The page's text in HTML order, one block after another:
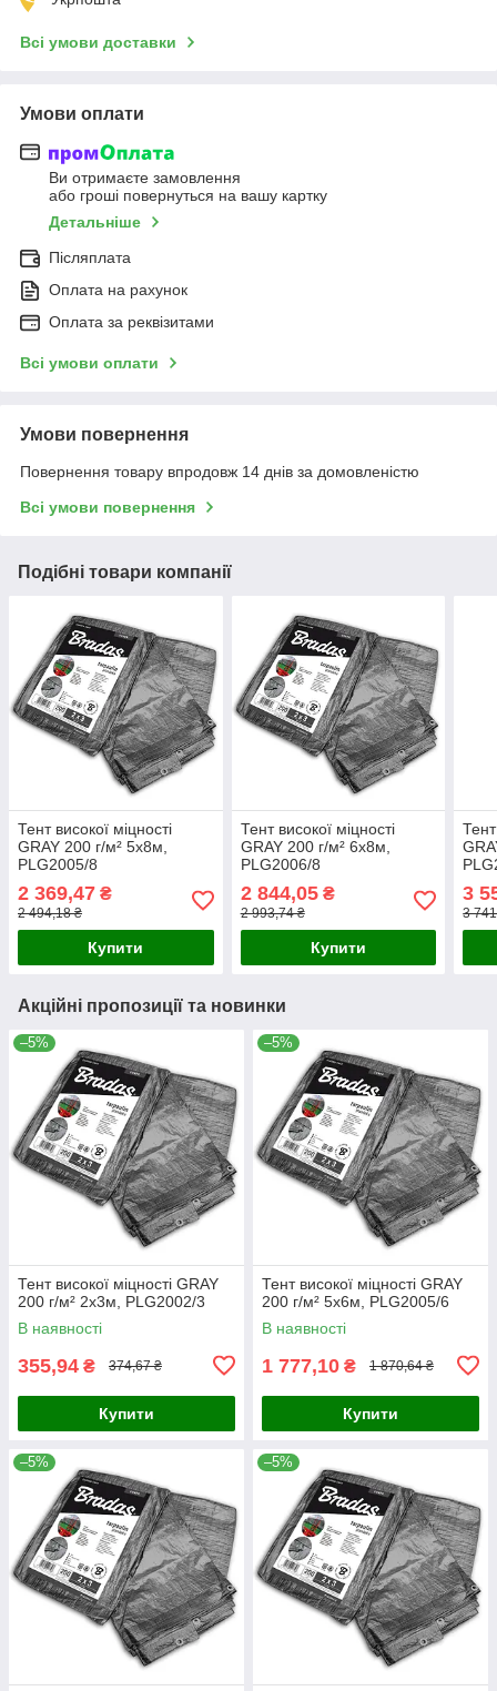
Всі умови доставки
Умови оплати
Ви отримаєте замовлення
або гроші повернуться на вашу картку
Детальніше
Післяплата
Оплата на рахунок
Оплата за реквізитами
Всі умови оплати
Умови повернення
Повернення товару впродовж 14 днів за домовленістю
Всі умови повернення
Подібні товари компанії
Тент високої міцності
GRAY 200 г/м² 5x8м,
PLG2005/8
2 369,47 ₴
2 494,18 ₴
Купити
Тент високої міцності
GRAY 200 г/м² 6x8м,
PLG2006/8
2 844,05₴
2 993,74 ₴
Купити
Тент
3
3
Акційні пропозиції та новинки
–5%
Тент високої міцності GRAY
200 г/м² 2x3м, PLG2002/3
В наявності
355,94 ₴ 374,67 ₴
Купити
–5%
Тент високої міцності GRAY
200 г/м² 5x6м, PLG2005/6
В наявності
1 777,10 ₴ 1 870,64 ₴
Купити
–5% –5%